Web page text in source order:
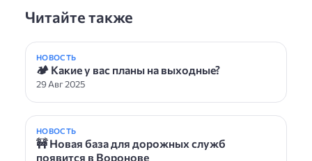
Читайте также
НОВОСТЬ
🏕 Какие у вас планы на выходные?
29 Авг 2025
НОВОСТЬ
🚧 Новая база для дорожных служб
появится в Воронове